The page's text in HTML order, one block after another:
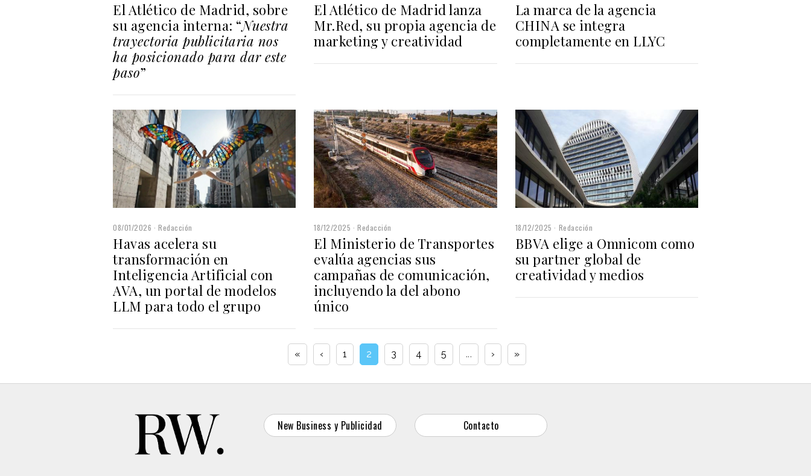
El Atlético de Madrid, sobre
su agencia interna: “Nuestra
trayectoria publicitaria nos
ha posicionado para dar este
paso”
El Atlético de Madrid lanza
Mr.Red, su propia agencia de
marketing y creatividad
La marca de la agencia
CHINA se integra
completamente en LLYC
08/01/2026 Redacción
Havas acelera su
transformación en
Inteligencia Artificial con
AVA, un portal de modelos
LLM para todo el grupo
18/12/2025 Redacción
El Ministerio de Transportes
evalúa agencias sus
campañas de comunicación,
incluyendo la del abono
único
18/12/2025 Redacción
BBVA elige a Omnicom como
su partner global de
creatividad y medios
« ‹ 1 2 3 4 5 ... › »
New Business y Publicidad Contacto